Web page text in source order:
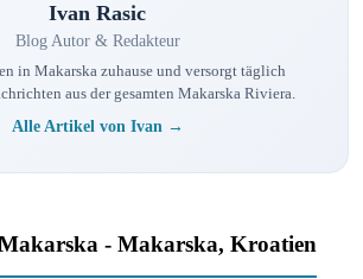
Ivan Rasic
Blog Autor & Redakteur
in Makarska zuhause und versorgt täglich
aus der gesamten Makarska Riviera.
Alle Artikel von Ivan →
- Makarska, Kroatien